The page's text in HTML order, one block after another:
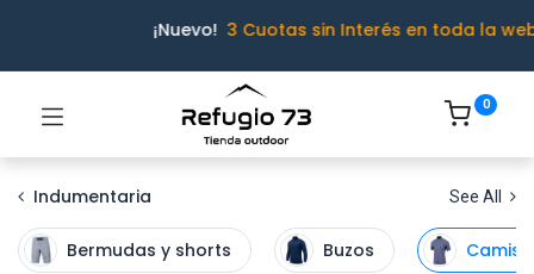
¡Nuevo! 3 Cuotas sin Interés en toda la
0
Indumentaria See All
Bermudas y shorts Buzos